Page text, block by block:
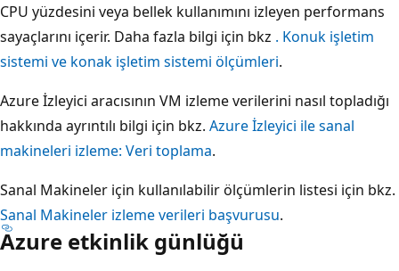
CPU yüzdesini veya bellek kullanımını izleyen performans
sayaçlarını içerir. Daha fazla bilgi için bkz . Konuk işletim
sistemi ve konak işletim sistemi ölçümleri.
Azure İzleyici aracısının VM izleme verilerini nasıl topladığı
hakkında ayrıntılı bilgi için bkz. Azure İzleyici ile sanal
makineleri izleme: Veri toplama.
Sanal Makineler için kullanılabilir ölçümlerin listesi için bkz.
Sanal Makineler izleme verileri başvurusu.
Azure etkinlik günlüğü